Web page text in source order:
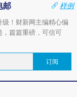
邮
样例
！财新网主编精心编
篇篇重磅，可信可
订阅